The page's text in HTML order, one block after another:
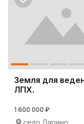
Земля для
ЛПХ.
1 600 000 ₽
село Ларино